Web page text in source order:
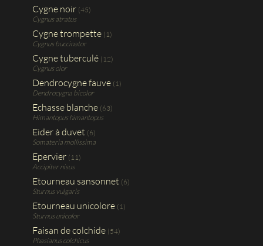
Cygne noir (45)
Cygnus atratus
Cygne trompette (1)
Cygnus buccinator
Cygne tuberculé (12)
Cygnus olor
Dendrocygne fauve (1)
Dendrocygna bicolor
Echasse blanche (63)
Himantopus himantopus
Eider à duvet (6)
Somateria mollissima
Epervier (11)
Accipiter nisus
Etourneau sansonnet (6)
Sturnus vulgaris
Etourneau unicolore (1)
Sturnus unicolor
Faisan de colchide (54)
Phasianus colchicus